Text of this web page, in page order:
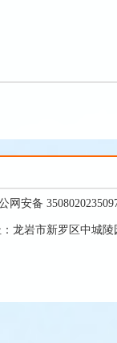
网安备
龙岩市新罗区中城陵